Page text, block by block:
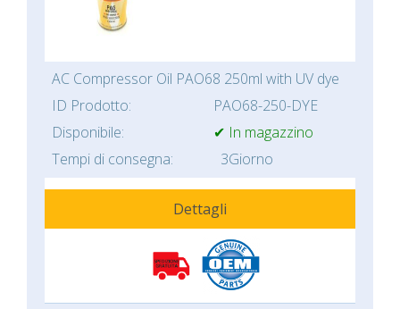
AC Compressor Oil PAO68 250ml with UV dye
ID Prodotto:
PAO68-250-DYE
Disponibile:
✔ In magazzino
Tempi di consegna:
3Giorno
Dettagli